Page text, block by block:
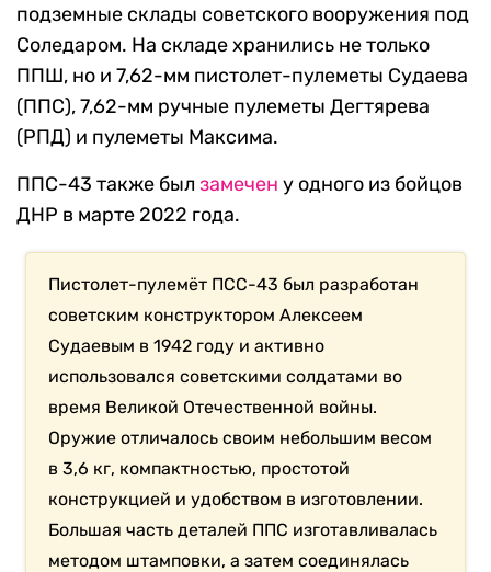
подземные склады советского вооружения под
Соледаром. На складе хранились не только
ППШ, но и 7,62-мм пистолет-пулеметы Судаева
(ППС), 7,62-мм ручные пулеметы Дегтярева
(РПД) и пулеметы Максима.
ППС-43 также был замечен у одного из бойцов
ДНР в марте 2022 года.
Пистолет-пулемёт ПСС-43 был разработан
советским конструктором Алексеем
Судаевым в 1942 году и активно
использовался советскими солдатами во
время Великой Отечественной войны.
Оружие отличалось своим небольшим весом
в 3,6 кг, компактностью, простотой
конструкцией и удобством в изготовлении.
Большая часть деталей ППС изготавливалась
методом штамповки, а затем соединялась